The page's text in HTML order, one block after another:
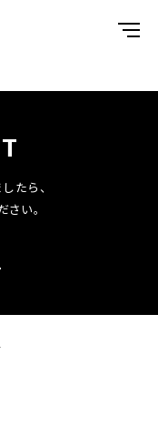
たら、
い。